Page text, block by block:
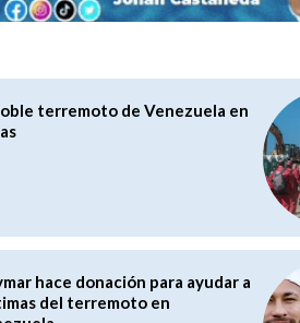
terremoto de Venezuela en
hace donación para ayudar a
del terremoto en